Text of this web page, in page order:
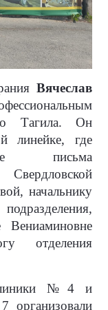
Вячеслав
Тагила. Он
линейке, где
письма
начальнику
Вениаминовне
отделения
№4 и
организовали